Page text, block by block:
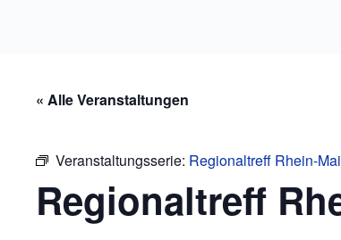
« Alle Veranstaltungen
Veranstaltungsserie: Regionaltreff Rhein-
Regionaltreff